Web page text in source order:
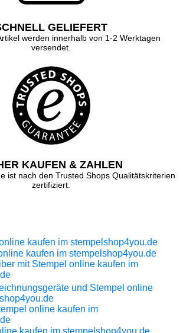
GELIEFERT
werden innerhalb von 1-2 Werktagen
versendet.
KAUFEN & ZAHLEN
ist nach den Trusted Shops Qualitätskriterien
zertifiziert.